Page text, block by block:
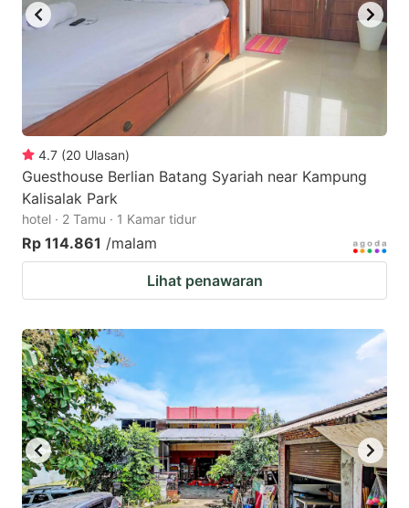
4.7 (20 Ulasan)
Guesthouse Berlian Batang Syariah near Kampung
Kalisalak Park
hotel · 2 Tamu · 1 Kamar tidur
Rp 114.861 /malam
Lihat penawaran